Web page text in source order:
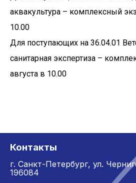
аквакультура – комплексный
10.00
Для поступающих на 36.04.01
санитарная экспертиза –
августа в 10.00
Контакты
г. Санкт-Петербург, ул.
196084